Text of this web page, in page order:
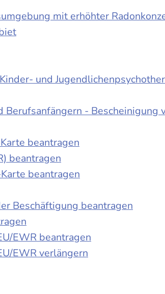
mit erhöhter
und
- Bescheinigung
beantragen
beantragen
beantragen
Beschäftigung beantragen
EWR beantragen
EWR verlängern